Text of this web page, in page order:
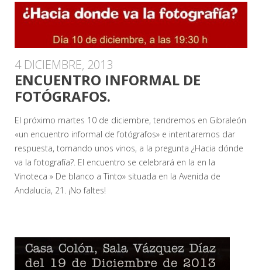
4 DICIEMBRE, 2013
ENCUENTRO INFORMAL DE
FOTÓGRAFOS.
El próximo martes 10 de diciembre, tendremos en Gibraleón
«un encuentro informal de fotógrafos» e intentaremos dar
respuesta, tomando unos vinos, a la pregunta ¿Hacia dónde
va la fotografía?. El encuentro se celebrará en la en la
Vinoteca » De blanco a Tinto» situada en la Avenida de
Andalucía, 21. ¡No faltes!